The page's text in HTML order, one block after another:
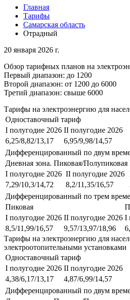
Главная
Тарифы
Самарская область
Отрадный
20 января 2026 г.
Обзор тарифных планов на
Первый диапазон: до 1200
Второй диапазон: от 1200 до 6000
Третий диапазон: свыше 6000
Тарифы на электроэнергию для
Одноставочный тариф
I полугодие 2026 II полугодие 2026
6,25/8,82/13,17
6,95/9,98/14,57
Дифференцированный по двум
Дневная зона. Пиковая/Полупиковая
I полугодие 2026 II полугодие 2026
7,29/10,3/14,72
8,2/11,35/16,57
Дифференцированный по трем
Пиковая
I полугодие 2026 II полугодие 2026 I
8,5/11,99/16,57
9,57/13,97/18,96
Тарифы на электроэнергию для
электроотопительными установками
Одноставочный тариф
I полугодие 2026 II полугодие 2026
4,38/6,17/13,17
4,87/6,99/14,57
Дифференцированный по двум